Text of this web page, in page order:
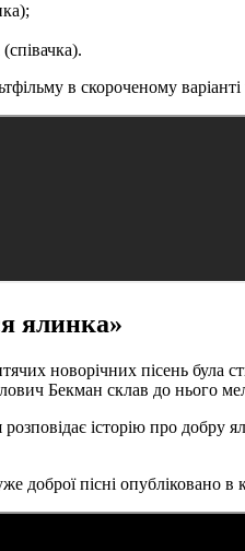
в скороченому
ялинка»
новорічних пісень була
Бекман склав до нього
історію про
доброї пісні опубліковано в